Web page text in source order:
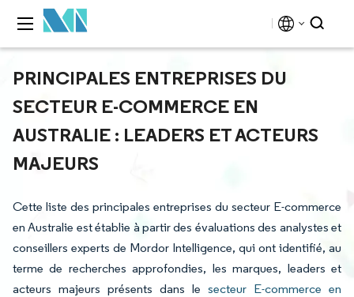
PRINCIPALES ENTREPRISES DU
SECTEUR E-COMMERCE EN
AUSTRALIE : LEADERS ET ACTEURS
MAJEURS
Cette liste des principales entreprises du secteur E-commerce
en Australie est établie à partir des évaluations des analystes et
conseillers experts de Mordor Intelligence, qui ont identifié, au
terme de recherches approfondies, les marques, leaders et
acteurs majeurs présents dans le secteur E-commerce en